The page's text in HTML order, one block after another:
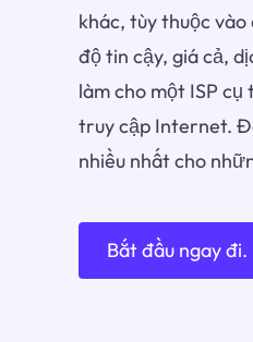
khác, tùy thuộc
độ tin cậy, giá cả,
làm cho một ISP
truy cập Internet.
nhiều nhất cho
Bắt đầu ngay đi.